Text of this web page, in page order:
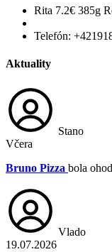
Rita 7.2€ 385g
Telefón:
Aktuality
Stano
Včera
Bruno Pizza bola
Vlado
19.07.2026